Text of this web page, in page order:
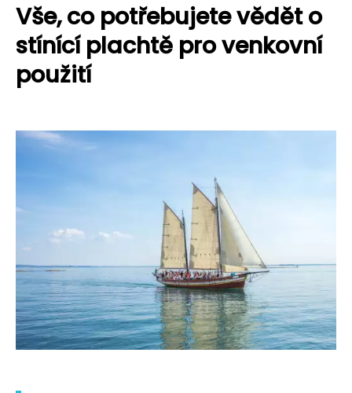
Vše, co potřebujete vědět o
stínící plachtě pro venkovní
použití